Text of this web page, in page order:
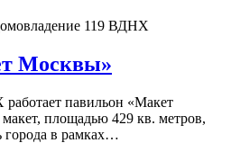
119 ВДНХ
Москвы»
павильон «Макет
площадью 429 кв. метров,
города в рамках…